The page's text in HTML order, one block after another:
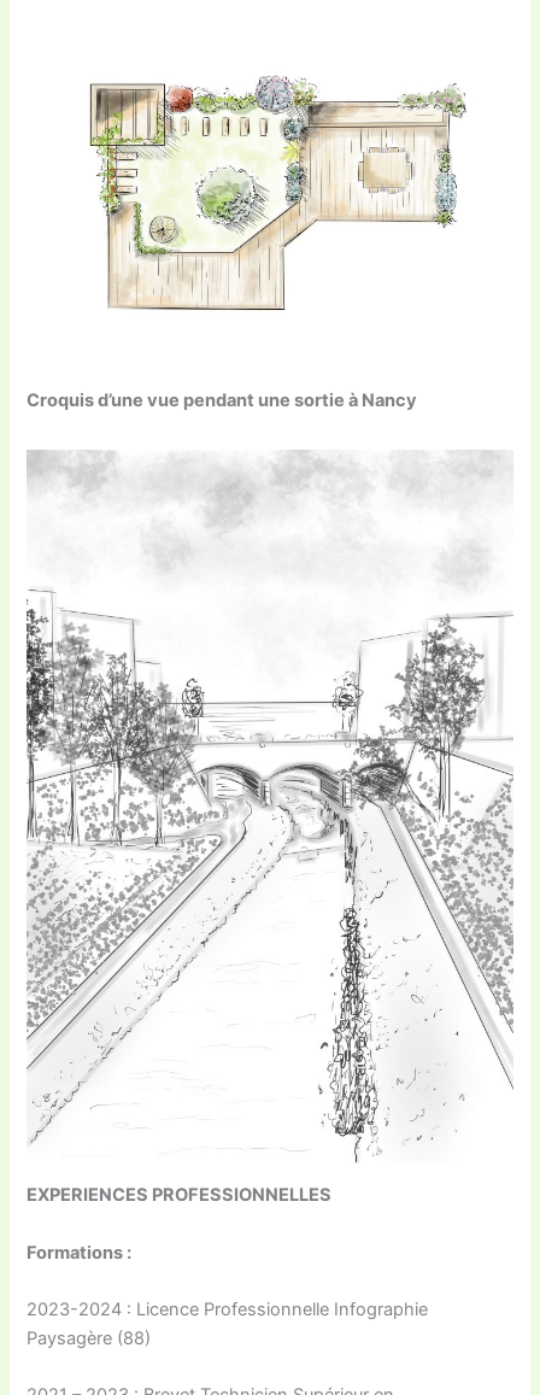
Croquis d’une vue pendant une sortie à Nancy
EXPERIENCES PROFESSIONNELLES
Formations :
2023-2024 : Licence Professionnelle Infographie
Paysagère (88)